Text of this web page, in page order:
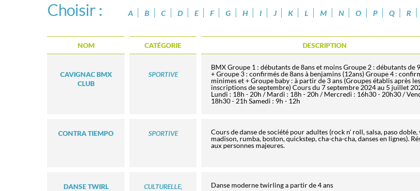
Choisir : A B C D E F G H I J K L M N O P Q R
NOM CATÉGORIE DESCRIPTION
CAVIGNAC BMX
CLUB
SPORTIVE
BMX Groupe 1 : débutants de 8ans et moins Groupe 2 : débutants de
+ Groupe 3 : confirmés de 8ans à benjamins (12ans) Groupe 4 :
minimes et + Groupe baby : à partir de 3 ans (Groupes établis après les
inscriptions de septembre) Cours du 7 septembre 2024 au 5 juillet
Lundi : 18h - 20h / Mardi : 18h - 20h / Mercredi : 16h30 - 20h30 /
18h30 - 21h Samedi : 9h - 12h
CONTRA TIEMPO SPORTIVE
Cours de danse de société pour adultes (rock n' roll, salsa, paso doble,
madison, rumba, boston, quickstep, cha-cha-cha, danses en lignes).
aux personnes majeures.
DANSE TWIRL
CULTURELLE,
Danse moderne twirling a partir de 4 ans